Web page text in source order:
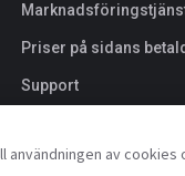
Priser på sidans
Support
av